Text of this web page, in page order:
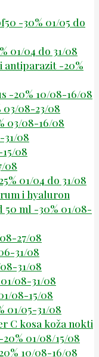
-30% 01/05 do
01/04 do 31/08
antiparazit -20%
-20% 10/08-16/08
03/08-23/08
03/08-16/08
31/08
08
08
01/04 do 31/08
i hyaluron
ml -30% 01/08-
27/08
31/08
31/08
08-31/08
08-15/08
01/05-31/08
C kosa koža nokti
01/08/15/08
10/08-16/08